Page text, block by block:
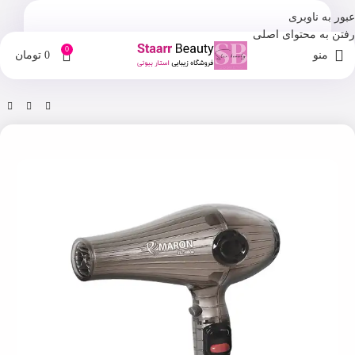
عبور به ناوبری
رفتن به محتوای اصلی
منو 0
0 تومان
خانه فروشگاه ابزار آرایش و پیرایش